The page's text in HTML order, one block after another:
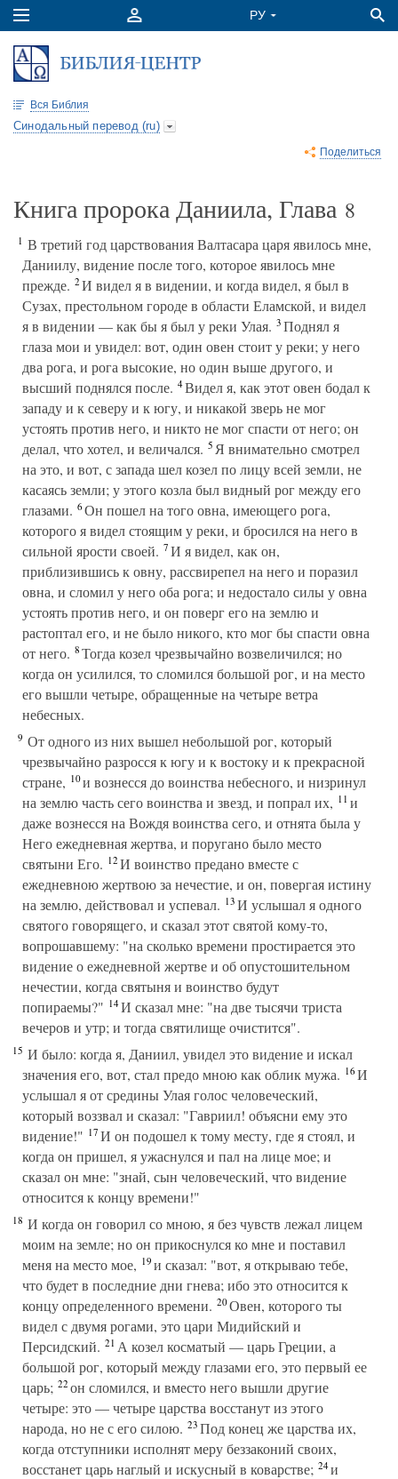
Вся Библия
Синодальный перевод (ru)
Поделиться
Книга пророка Даниила, Глава 8
1 В третий год царствования Валтасара царя явилось мне,
Даниилу, видение после того, которое явилось мне
прежде. 2И видел я в видении, и когда видел, я был в
Сузах, престольном городе в области Еламской, и видел
я в видении — как бы я был у реки Улая. 3Поднял я
глаза мои и увидел: вот, один овен стоит у реки; у него
два рога, и рога высокие, но один выше другого, и
высший поднялся после. 4Видел я, как этот овен бодал к
западу и к северу и к югу, и никакой зверь не мог
устоять против него, и никто не мог спасти от него; он
делал, что хотел, и величался. 5Я внимательно смотрел
на это, и вот, с запада шел козел по лицу всей земли, не
касаясь земли; у этого козла был видный рог между его
глазами. 6Он пошел на того овна, имеющего рога,
которого я видел стоящим у реки, и бросился на него в
сильной ярости своей. 7И я видел, как он,
приблизившись к овну, рассвирепел на него и поразил
овна, и сломил у него оба рога; и недостало силы у овна
устоять против него, и он поверг его на землю и
растоптал его, и не было никого, кто мог бы спасти овна
от него. 8Тогда козел чрезвычайно возвеличился; но
когда он усилился, то сломился большой рог, и на место
его вышли четыре, обращенные на четыре ветра
небесных.
9 От одного из них вышел небольшой рог, который
чрезвычайно разросся к югу и к востоку и к прекрасной
стране, 10и вознесся до воинства небесного, и низринул
на землю часть сего воинства и звезд, и попрал их, 11и
даже вознесся на Вождя воинства сего, и отнята была у
Него ежедневная жертва, и поругано было место
святыни Его. 12И воинство предано вместе с
ежедневною жертвою за нечестие, и он, повергая истину
на землю, действовал и успевал. 13И услышал я одного
святого говорящего, и сказал этот святой кому-то,
вопрошавшему: "на сколько времени простирается это
видение о ежедневной жертве и об опустошительном
нечестии, когда святыня и воинство будут
попираемы?" 14И сказал мне: "на две тысячи триста
вечеров и утр; и тогда святилище очистится".
15 И было: когда я, Даниил, увидел это видение и искал
значения его, вот, стал предо мною как облик мужа. 16И
услышал я от средины Улая голос человеческий,
который воззвал и сказал: "Гавриил! объясни ему это
видение!" 17И он подошел к тому месту, где я стоял, и
когда он пришел, я ужаснулся и пал на лице мое; и
сказал он мне: "знай, сын человеческий, что видение
относится к концу времени!"
18 И когда он говорил со мною, я без чувств лежал лицем
моим на земле; но он прикоснулся ко мне и поставил
меня на место мое, 19и сказал: "вот, я открываю тебе,
что будет в последние дни гнева; ибо это относится к
концу определенного времени. 20Овен, которого ты
видел с двумя рогами, это цари Мидийский и
Персидский. 21А козел косматый — царь Греции, а
большой рог, который между глазами его, это первый ее
царь; 22он сломился, и вместо него вышли другие
четыре: это — четыре царства восстанут из этого
народа, но не с его силою. 23Под конец же царства их,
когда отступники исполнят меру беззаконий своих,
восстанет царь наглый и искусный в коварстве; 24и